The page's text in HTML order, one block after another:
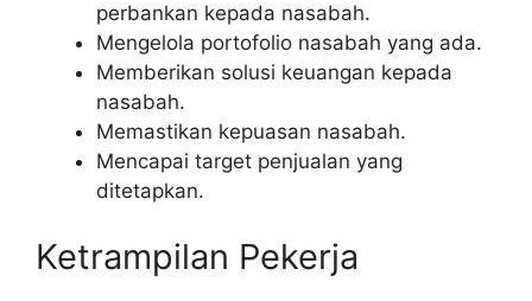
perbankan kepada nasabah.
Mengelola portofolio nasabah yang ada.
Memberikan solusi keuangan kepada
nasabah.
Memastikan kepuasan nasabah.
Mencapai target penjualan yang
ditetapkan.
Ketrampilan Pekerja